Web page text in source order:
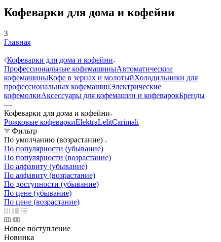
Кофеварки для дома и кофейни
3
Главная
—
Кофеварки для дома и кофейни
Профессиональные кофемашиныАвтоматические
кофемашиныКофе в зернах и молотыйХолодильники для
профессиональных кофемашинЭлектрические
кофемолкиАксессуары для кофемашин и кофеварокБренды
—
Кофеварки для дома и кофейни
Рожковые кофеваркиElektraLelitCarimali
Фильтр
По умолчанию (возрастание)
По популярности (убывание)
По популярности (возрастание)
По алфавиту (убывание)
По алфавиту (возрастание)
По доступности (убывание)
По цене (убывание)
По цене (возрастание)
Новое поступление
Новинка